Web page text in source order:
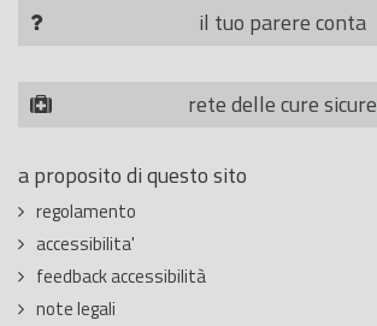
il tuo parere conta
rete delle cure sicure
a proposito di questo sito
regolamento
accessibilita'
feedback accessibilità
note legali